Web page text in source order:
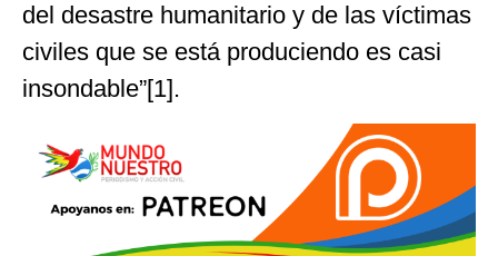
del desastre humanitario y de las víctimas
civiles que se está produciendo es casi
insondable”[1].